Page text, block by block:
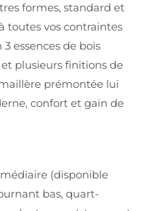
formes, standard et
toutes vos contraintes
essences de bois
plusieurs finitions de
prémontée lui
confort et gain de
(disponible
bas, quart-